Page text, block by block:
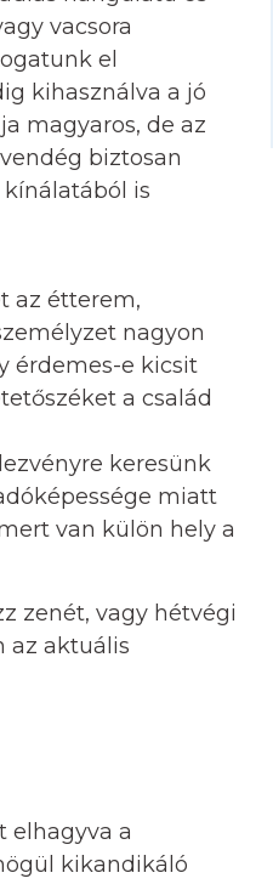
vacsora
el
kihasználva a jó
magyaros, de az
biztosan
is
az étterem,
nagyon
érdemes-e kicsit
a család
keresünk
miatt
van külön hely a
zenét, vagy hétvégi
az aktuális
elhagyva a
kikandikáló